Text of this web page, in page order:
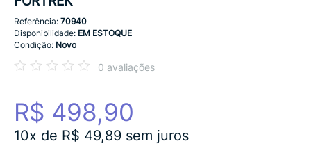
Referência: 70940
Disponibilidade: EM ESTOQUE
Condição: Novo
0 avaliações
R$ 498,90
10x de R$ 49,89 sem juros